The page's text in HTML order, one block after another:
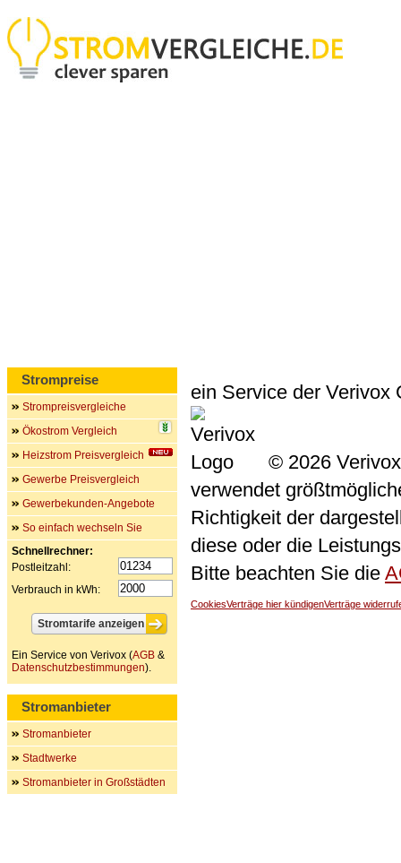
ein Service der Verivox
© 2026
verwendet
Richtigkeit der
diese oder die
Bitte beachten Sie die
CookiesVerträge hier kündigenVerträge
Strompreise
Strompreisvergleiche
Ökostrom Vergleich
Heizstrom Preisvergleich
Gewerbe Preisvergleich
Gewerbekunden-Angebote
So einfach wechseln Sie
Schnellrechner:
Postleitzahl:
Verbrauch in kWh:
Ein Service von Verivox (AGB &
Datenschutzbestimmungen).
Stromanbieter
Stromanbieter
Stadtwerke
Stromanbieter in Großstädten